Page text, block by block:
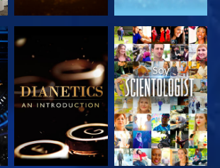
EXPLORA LAS
SERIES
VE